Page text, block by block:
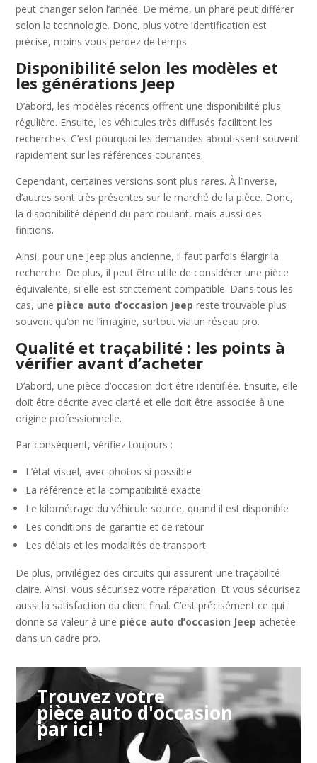
peut changer selon l’année. De même, un phare peut différer
selon la technologie. Donc, plus votre identification est
précise, moins vous perdez de temps.
Disponibilité selon les modèles et
les générations Jeep
D’abord, les modèles récents offrent une disponibilité plus
régulière. Ensuite, les véhicules très diffusés facilitent les
recherches. C’est pourquoi les demandes aboutissent souvent
rapidement sur les références courantes.
Cependant, certaines versions sont plus rares. À l’inverse,
d’autres sont très présentes sur le marché de la pièce. Donc,
la disponibilité dépend du parc roulant, mais aussi des
finitions.
Ainsi, pour une Jeep plus ancienne, il faut parfois élargir la
recherche. De plus, il peut être utile de considérer une pièce
équivalente, si elle est strictement compatible. Dans tous les
cas, une pièce auto d’occasion Jeep reste trouvable plus
souvent qu’on ne l’imagine, surtout via un réseau pro.
Qualité et traçabilité : les points à
vérifier avant d’acheter
D’abord, une pièce d’occasion doit être identifiée. Ensuite, elle
doit être décrite avec clarté et elle doit être associée à une
origine professionnelle.
Par conséquent, vérifiez toujours :
L’état visuel, avec photos si possible
La référence et la compatibilité exacte
Le kilométrage du véhicule source, quand il est disponible
Les conditions de garantie et de retour
Les délais et les modalités de transport
De plus, privilégiez des circuits qui assurent une traçabilité
claire. Ainsi, vous sécurisez votre réparation. Et vous sécurisez
aussi la satisfaction du client final. C’est précisément ce qui
donne sa valeur à une pièce auto d’occasion Jeep achetée
dans un cadre pro.
Trouvez votre
pièce auto d'occasion
par ici !